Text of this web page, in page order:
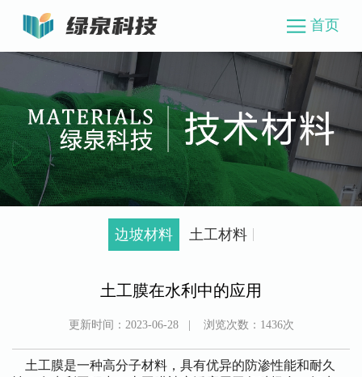
首页
边坡材料 土工材料
土工膜在水利中的应用
更新时间： 2023-06-28| 浏览次数： 1436次
土工膜是一种高分子材料，具有优异的防渗性能和耐久